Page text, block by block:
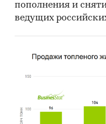
пополнения и
ведущих